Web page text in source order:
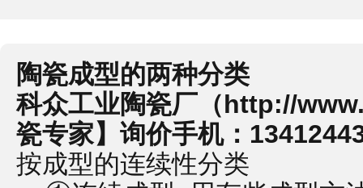
陶瓷成型的两种分类
科众工业陶瓷厂（http://
瓷专家】询价手机：
按成型的连续性分类